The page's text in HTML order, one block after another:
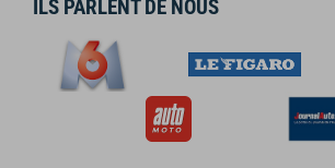
ILS PARLENT DE NOUS